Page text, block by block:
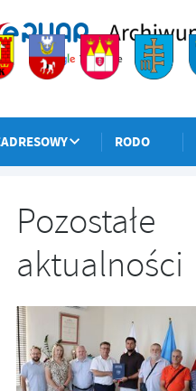
RODO
Pozostałe
aktualności